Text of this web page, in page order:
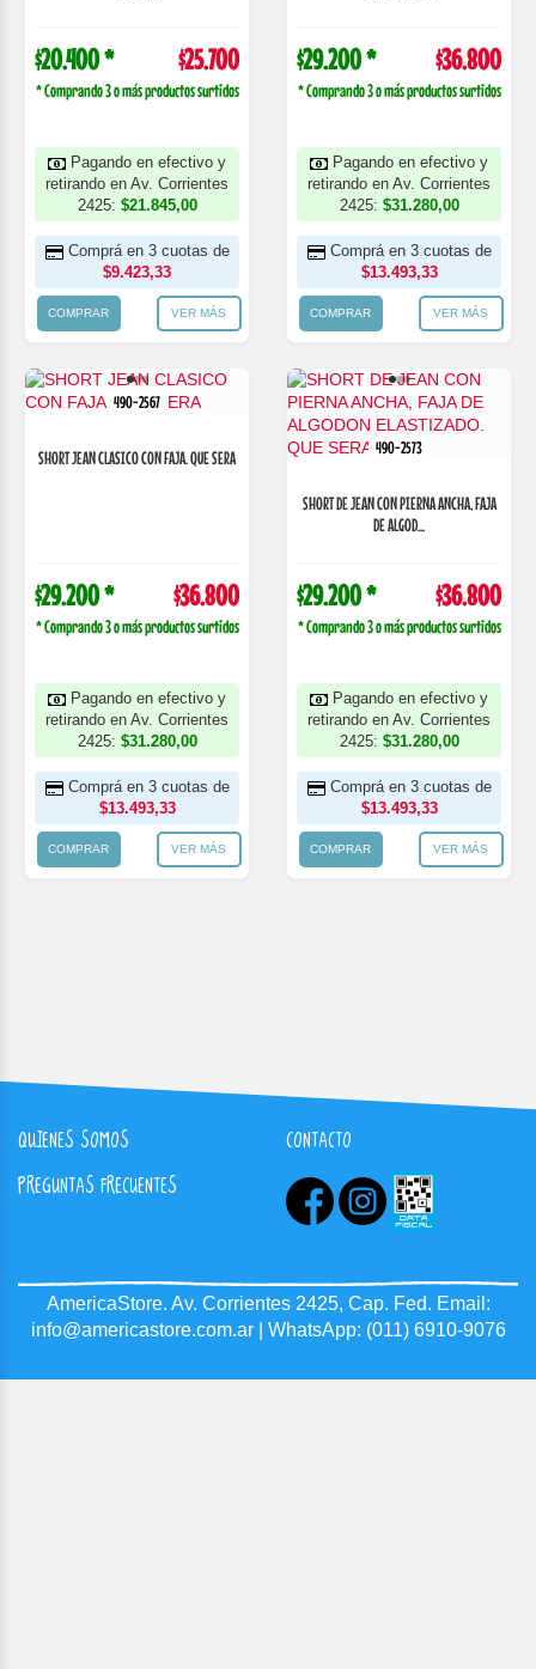
$20.400 * $25.700
* Comprando 3 o más productos surtidos
Pagando en efectivo y
retirando en Av. Corrientes
2425: $21.845,00
Comprá en 3 cuotas de
$9.423,33
COMPRAR VER MÁS
$29.200 * $36.800
* Comprando 3 o más productos surtidos
Pagando en efectivo y
retirando en Av. Corrientes
2425: $31.280,00
Comprá en 3 cuotas de
$13.493,33
COMPRAR VER MÁS
490-2567
SHORT JEAN CLASICO CON FAJA. QUE SERA
$29.200 * $36.800
* Comprando 3 o más productos surtidos
Pagando en efectivo y
retirando en Av. Corrientes
2425: $31.280,00
Comprá en 3 cuotas de
$13.493,33
COMPRAR VER MÁS
490-2573
SHORT DE JEAN CON PIERNA ANCHA, FAJA
DE ALGOD...
$29.200 * $36.800
* Comprando 3 o más productos surtidos
Pagando en efectivo y
retirando en Av. Corrientes
2425: $31.280,00
Comprá en 3 cuotas de
$13.493,33
COMPRAR VER MÁS
QUIENES SOMOS CONTACTO
PREGUNTAS FRECUENTES
AmericaStore. Av. Corrientes 2425, Cap. Fed. Email:
info@americastore.com.ar
| WhatsApp: (011) 6910-9076